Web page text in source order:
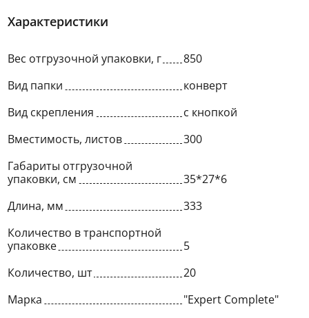
Характеристики
Вес отгрузочной упаковки, г
850
Вид папки
конверт
Вид скрепления
с кнопкой
Вместимость, листов
300
Габариты отгрузочной
упаковки, см
35*27*6
Длина, мм
333
Количество в транспортной
упаковке
5
Количество, шт
20
Марка
"Expert Complete"